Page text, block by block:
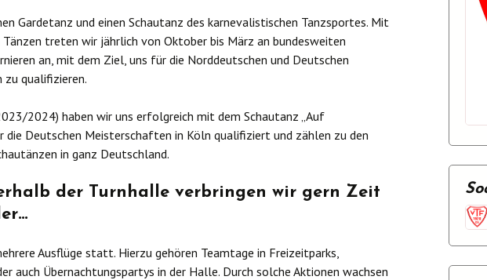
Juniorengarde –
Trainingszeiten
Wir über uns
Ü-15 Garde –
Solisten
Datenschutz
Gardetanz und einen Schautanz des karnevalistischen Tanzsportes. Mit
treten wir jährlich von Oktober bis März an bundesweiten
an, mit dem Ziel, uns für die Norddeutschen und Deutschen
qualifizieren.
2024) haben wir uns erfolgreich mit dem Schautanz „Auf
die Deutschen Meisterschaften in Köln qualifiziert und zählen zu den
in ganz Deutschland.
der Turnhalle verbringen wir gern Zeit
Ausflüge statt. Hierzu gehören Teamtage in Freizeitparks,
auch Übernachtungspartys in der Halle. Durch solche Aktionen wachsen